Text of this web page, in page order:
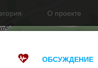
ОБСУЖДЕНИЕ
О проекте